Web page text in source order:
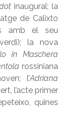
inaugural; la
de Calixto
amb el seu
la nova
in Maschera
rossiniana
l’Adriana
l’acte primer
quines